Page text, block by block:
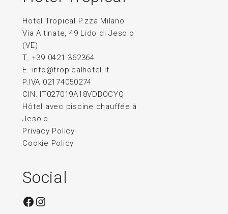
Hotel Tropical P.zza Milano
Via Altinate, 49 Lido di Jesolo
(VE)
T. +39 0421 362364
E. info@tropicalhotel.it
P.IVA 02174050274
CIN: IT027019A18VDBOCYQ
Hôtel avec piscine chauffée à
Jesolo
Privacy Policy
Cookie Policy
Social
Facebook
Instagram